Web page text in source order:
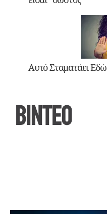
Αυτό Σταματάει Εδώ
ΒΙΝΤΕΟ